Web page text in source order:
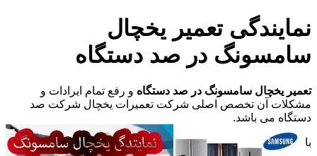
نمایندگی تعمیر یخچال
سامسونگ در صد دستگاه
تعمیر یخچال سامسونگ در صد دستگاه و رفع تمام ایرادات و
مشکلات آن تخصص اصلی شرکت تعمیرات یخچال شرکت صد
دستگاه می باشد.
با